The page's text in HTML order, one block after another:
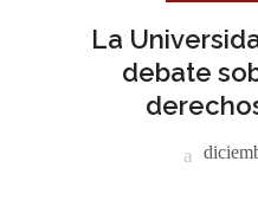
La
debate